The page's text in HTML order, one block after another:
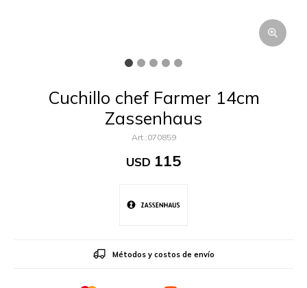
Cuchillo chef Farmer 14cm
Zassenhaus
070859
USD 115
Métodos y costos de envío